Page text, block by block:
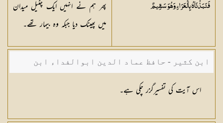
فَنَبَذْنَاهُ بِالْعَرَاءِ وَهُوَسَقِيمٌ مولانا عبد الرحمن
کیلانی
پھر ہم نے انہیں ایک چٹیل میدان
میں پھینک دیا جبکہ وہ بیمار تھے۔
ابن کثیر - حافظ عماد الدین ابوالفداء ابن
کثیر صاحب
اس آیت کی تفسیرگزر چکی ہے۔